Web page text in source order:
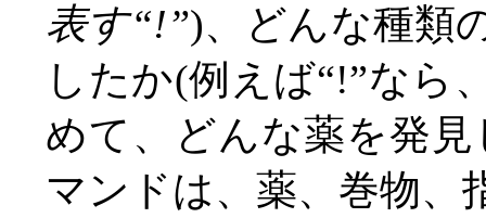
表す“!”)、どんな種類
したか(例えば“!”なら
めて、どんな薬を発
マンドは、薬、巻物、